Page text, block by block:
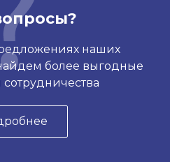
наших
более выгодные